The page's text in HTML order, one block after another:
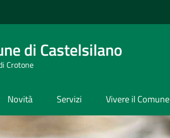
di Castelsilano
Crotone
Novità Servizi Vivere il Comune